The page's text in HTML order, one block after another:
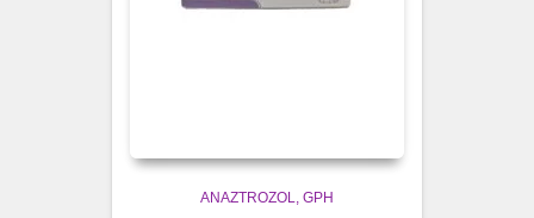
ANAZTROZOL GPH